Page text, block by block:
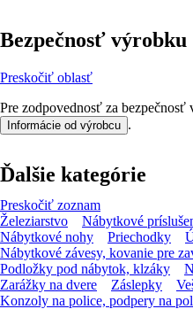
Bezpečnosť výrobku
Preskočiť oblasť
Pre zodpovednosť za bezpečnosť
Informácie od výrobcu .
Ďalšie kategórie
Preskočiť zoznam
Železiarstvo
Nábytkové
Nábytkové nohy
Priechodky
Nábytkové závesy, kovanie pre
Podložky pod nábytok, klzáky
Zarážky na dvere
Záslepky
Konzoly na police, podpery na